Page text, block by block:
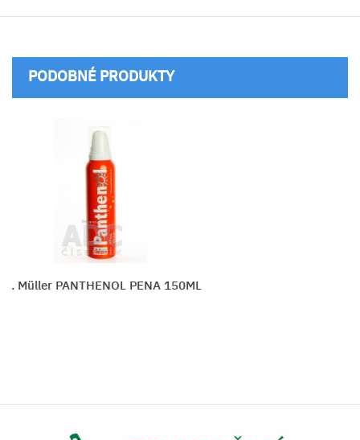
PODOBNÉ PRODUKTY
Müller PANTHENOL PENA 150ML